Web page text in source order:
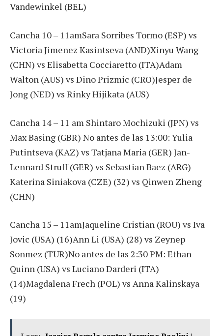
Vandewinkel (BEL)
Cancha 10 – 11amSara Sorribes Tormo (ESP) vs
Victoria Jimenez Kasintseva (AND)Xinyu Wang
(CHN) vs Elisabetta Cocciaretto (ITA)Adam
Walton (AUS) vs Dino Prizmic (CRO)Jesper de
Jong (NED) vs Rinky Hijikata (AUS)
Cancha 14 – 11 am Shintaro Mochizuki (JPN) vs
Max Basing (GBR) No antes de las 13:00: Yulia
Putintseva (KAZ) vs Tatjana Maria (GER) Jan-
Lennard Struff (GER) vs Sebastian Baez (ARG)
Katerina Siniakova (CZE) (32) vs Qinwen Zheng
(CHN)
Cancha 15 – 11amJaqueline Cristian (ROU) vs Iva
Jovic (USA) (16)Ann Li (USA) (28) vs Zeynep
Sonmez (TUR)No antes de las 2:30 PM: Ethan
Quinn (USA) vs Luciano Darderi (ITA)
(14)Magdalena Frech (POL) vs Anna Kalinskaya
(19)